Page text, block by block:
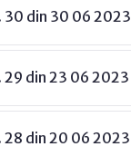
30 din 30 06 2023
29 din 23 06 2023
28 din 20 06 2023